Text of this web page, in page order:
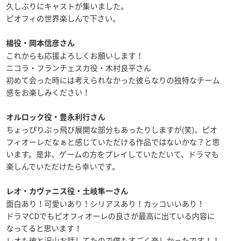
久しぶりにキャストが集いました。
ピオフィの世界楽しんで下さい。
楊役・岡本信彦さん
これからも応援よろしくお願いします！
ニコラ・フランチェスカ役・木村良平さん
初めて会った時には考えられなかった彼らなりの独特なチーム
感をお楽しみください！
オルロック役・豊永利行さん
ちょっぴりぶっ飛び展開な部分もあったりしますが(笑)、ピオ
フィオーレだなぁと感じていただける作品ではないかな？と思
います。是非、ゲームの方をプレイしていただいて、ドラマも
楽しんでいただけたら幸いです。
レオ・カヴァニス役・土岐隼一さん
面白あり！可愛いあり！シリアスあり！カッコいいあり！
ドラマCDでもピオフィオーレの良さが最高に出ている内容に
なってると思います！